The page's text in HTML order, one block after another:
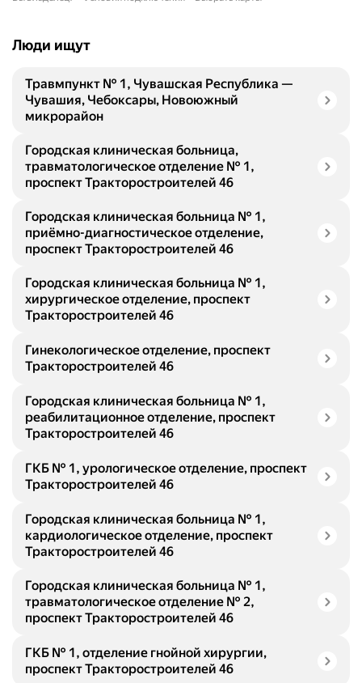
Люди ищут
Травмпункт № 1, Чувашская Республика —
Чувашия, Чебоксары, Новоюжный
микрорайон
Городская клиническая больница,
травматологическое отделение № 1,
проспект Тракторостроителей 46
Городская клиническая больница № 1,
приёмно-диагностическое отделение,
проспект Тракторостроителей 46
Городская клиническая больница № 1,
хирургическое отделение, проспект
Тракторостроителей 46
Гинекологическое отделение, проспект
Тракторостроителей 46
Городская клиническая больница № 1,
реабилитационное отделение, проспект
Тракторостроителей 46
ГКБ № 1, урологическое отделение, проспект
Тракторостроителей 46
Городская клиническая больница № 1,
кардиологическое отделение, проспект
Тракторостроителей 46
Городская клиническая больница № 1,
травматологическое отделение № 2,
проспект Тракторостроителей 46
ГКБ № 1, отделение гнойной хирургии,
проспект Тракторостроителей 46